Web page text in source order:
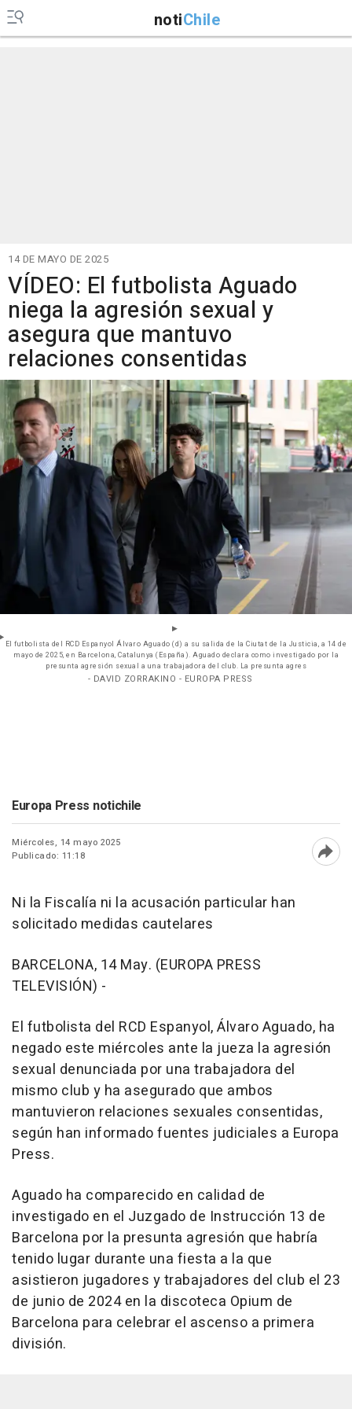
notiChile
14 DE MAYO DE 2025
VÍDEO: El futbolista Aguado
niega la agresión sexual y
asegura que mantuvo
relaciones consentidas
El futbolista del RCD Espanyol Álvaro Aguado (d) a su salida de la Ciutat de la Justicia, a 14 de
mayo de 2025, en Barcelona, Catalunya (España). Aguado declara como investigado por la
presunta agresión sexual a una trabajadora del club. La presunta agres
- DAVID ZORRAKINO - EUROPA PRESS
Europa Press notichile
Miércoles, 14 mayo 2025
Publicado: 11:18
Ni la Fiscalía ni la acusación particular han
solicitado medidas cautelares
BARCELONA, 14 May. (EUROPA PRESS
TELEVISIÓN) -
El futbolista del RCD Espanyol, Álvaro Aguado, ha
negado este miércoles ante la jueza la agresión
sexual denunciada por una trabajadora del
mismo club y ha asegurado que ambos
mantuvieron relaciones sexuales consentidas,
según han informado fuentes judiciales a Europa
Press.
Aguado ha comparecido en calidad de
investigado en el Juzgado de Instrucción 13 de
Barcelona por la presunta agresión que habría
tenido lugar durante una fiesta a la que
asistieron jugadores y trabajadores del club el 23
de junio de 2024 en la discoteca Opium de
Barcelona para celebrar el ascenso a primera
división.